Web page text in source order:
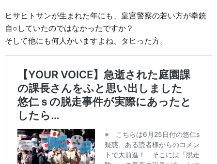
ヒサヒトサンが生まれた年にも、皇宮警察の若い方が拳銃
自○していたのではなかったですか？
そして他にも何人かいますよね、タヒった方。